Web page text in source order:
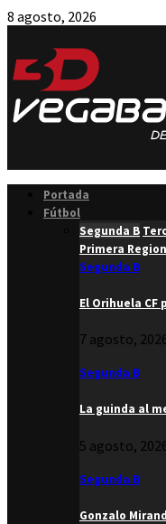
8 agosto, 2026
Portada
Fútbol
Segunda B
Primera
Segunda B
El Orihuela
7 agosto,
Segunda B
La guinda al
5 agosto,
Segunda B
Gonzalo